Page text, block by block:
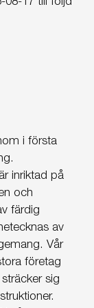
08-17 till följd
i första
inriktad på
och
färdig
av
Vår
företag
sig